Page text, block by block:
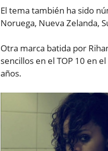
El tema también ha sido
Noruega, Nueva Zelanda,
Otra marca batida por
sencillos en el TOP 10 en
años.